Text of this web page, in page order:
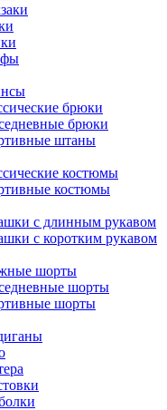
брюки
брюки
штаны
костюмы
костюмы
с длинным рукавом
с коротким рукавом
шорты
шорты
шорты